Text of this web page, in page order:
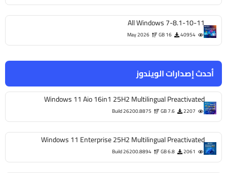
أحدث إصدارات الويندوز
Windows 11 Aio 16in1 25H2 Multilingual Preactivated
2207
7.6 GB
Build 26200.8875
Windows 11 Enterprise 25H2 Multilingual Preactivated
2061
6.8 GB
Build 26200.8894
All Windows 7-8.1-10-11
40954
16 GB
May 2026